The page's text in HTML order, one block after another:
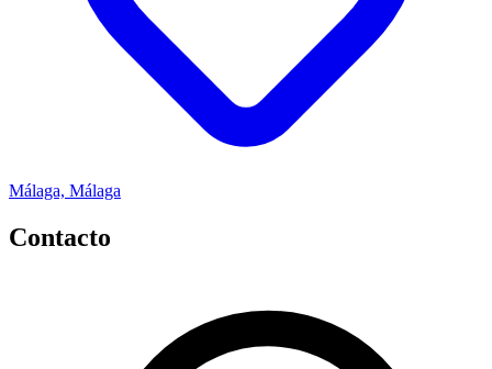
Málaga, Málaga
Contacto